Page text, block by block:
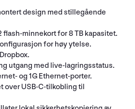
design med stillegående
flash-minnekort for 8 TB kapasitet.
for høy ytelse.
utgang med live-lagringsstatus.
og 1G Ethernet-porter.
over USB-C-tilkobling til